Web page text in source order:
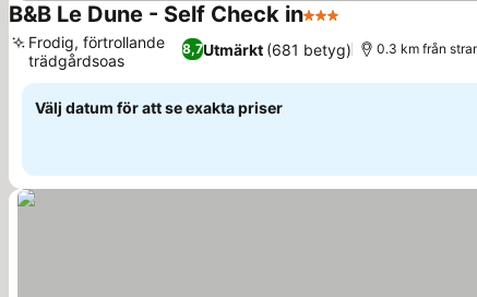
B&B Le Dune - Self Check in3 Stjärnor
8,7Utmärkt (681 betyg)
Frodig, förtrollande
trädgårdsoas
0.3 km från
Välj datum för att se exakta priser